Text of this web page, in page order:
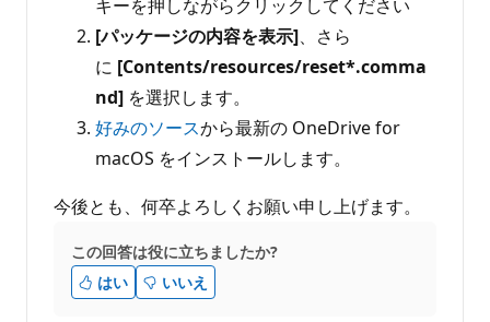
キーを押しながらクリックしてください
[パッケージの内容を表示]、さら
に [Contents/resources/reset*.comma
nd] を選択します。
好みのソースから最新の OneDrive for
macOS をインストールします。
今後とも、何卒よろしくお願い申し上げます。
この回答は役に立ちましたか?
はい
いいえ